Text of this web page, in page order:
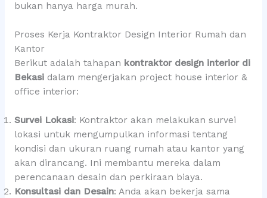
bukan hanya harga murah.
Proses Kerja Kontraktor Design Interior Rumah dan
Kantor
Berikut adalah tahapan kontraktor design interior di
Bekasidalam mengerjakan project house interior &
office interior:
Survei Lokasi: Kontraktor akan melakukan survei
lokasi untuk mengumpulkan informasi tentang
kondisi dan ukuran ruang rumah atau kantor yang
akan dirancang. Ini membantu mereka dalam
perencanaan desain dan perkiraan biaya.
Konsultasi dan Desain: Anda akan bekerja sama